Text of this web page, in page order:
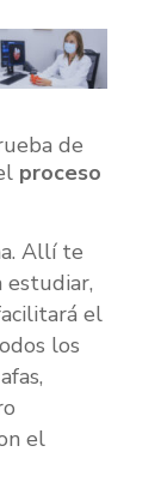
de
proceso
Allí te
estudiar,
el
los
el